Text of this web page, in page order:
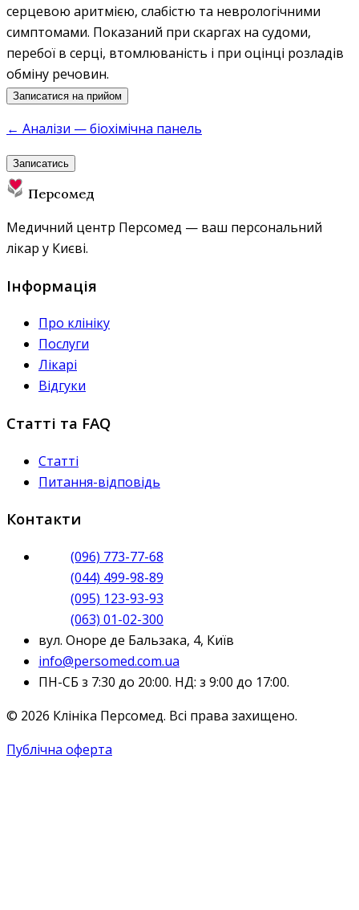
серцевою аритмією, слабістю та неврологічними
симптомами. Показаний при скаргах на судоми,
перебої в серці, втомлюваність і при оцінці розладів
обміну речовин.
Записатися на прийом
← Аналізи — біохімічна панель
Записатись
Персомед
Медичний центр Персомед — ваш персональний
лікар у Києві.
Інформація
Про клініку
Послуги
Лікарі
Відгуки
Статті та FAQ
Статті
Питання-відповідь
Контакти
(096) 773-77-68
(044) 499-98-89
(095) 123-93-93
(063) 01-02-300
вул. Оноре де Бальзака, 4, Київ
info@persomed.com.ua
ПН-СБ з 7:30 до 20:00. НД: з 9:00 до 17:00.
© 2026 Клініка Персомед. Всі права захищено.
Публічна оферта